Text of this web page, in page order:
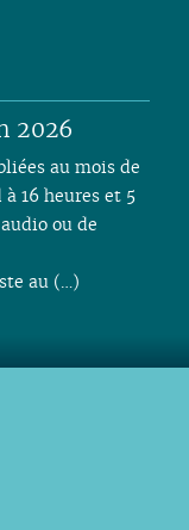
2026
au mois de
16 heures et 5
ou de
au (…)